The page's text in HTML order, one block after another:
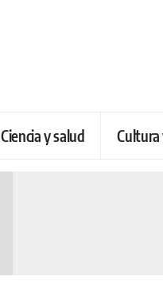
Ciencia y salud